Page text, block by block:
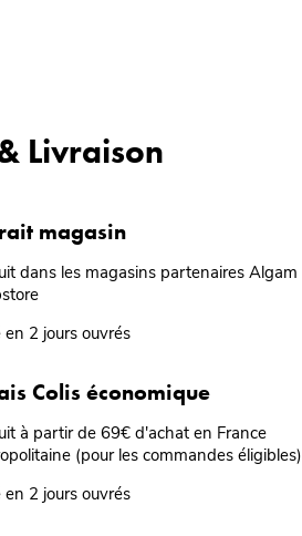
Livraison
magasin
dans les magasins partenaires Algam
en 2 jours ouvrés
Colis économique
à partir de 69€ d'achat en France
(pour les commandes éligibles)
en 2 jours ouvrés